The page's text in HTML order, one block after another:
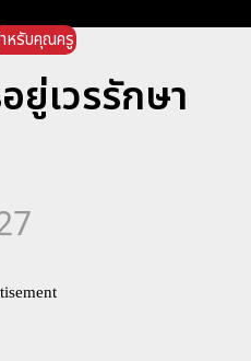
หรับคุณครู
เวรรักษา